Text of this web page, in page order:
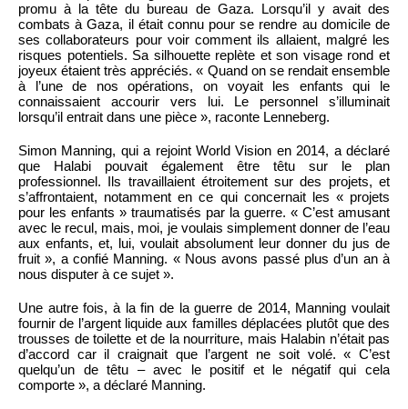
promu à la tête du bureau de Gaza. Lorsqu’il y avait des
combats à Gaza, il était connu pour se rendre au domicile de
ses collaborateurs pour voir comment ils allaient, malgré les
risques potentiels. Sa silhouette replète et son visage rond et
joyeux étaient très appréciés. « Quand on se rendait ensemble
à l’une de nos opérations, on voyait les enfants qui le
connaissaient accourir vers lui. Le personnel s’illuminait
lorsqu’il entrait dans une pièce », raconte Lenneberg.
Simon Manning, qui a rejoint World Vision en 2014, a déclaré
que Halabi pouvait également être têtu sur le plan
professionnel. Ils travaillaient étroitement sur des projets, et
s’affrontaient, notamment en ce qui concernait les « projets
pour les enfants » traumatisés par la guerre. « C’est amusant
avec le recul, mais, moi, je voulais simplement donner de l’eau
aux enfants, et, lui, voulait absolument leur donner du jus de
fruit », a confié Manning. « Nous avons passé plus d’un an à
nous disputer à ce sujet ».
Une autre fois, à la fin de la guerre de 2014, Manning voulait
fournir de l’argent liquide aux familles déplacées plutôt que des
trousses de toilette et de la nourriture, mais Halabin n’était pas
d’accord car il craignait que l’argent ne soit volé. « C’est
quelqu’un de têtu – avec le positif et le négatif qui cela
comporte », a déclaré Manning.